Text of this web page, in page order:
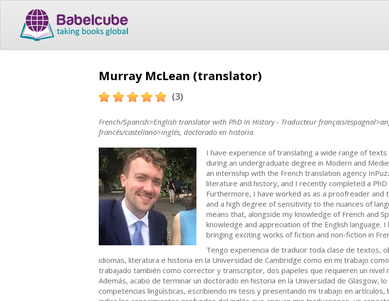
Murray McLean (translator)
(3)
French/Spanish>English translator with PhD in History - Traducteur français/
francés/castellano>inglés, doctorado en historia
I have experience of translating a wide range of texts
during an undergraduate degree in Modern and
an internship with the French translation agency
literature and history, and I recently completed a
Furthermore, I have worked as as a proofreader
and a high degree of sensitivity to the nuances of
means that, alongside my knowledge of French and
knowledge and appreciation of the English language.
bringing exciting works of fiction and non-fiction in
Tengo experiencia de traducir toda clase de textos,
idiomas, literatura e historia en la Universidad de Cambridge como en mi trabajo
trabajado también como corrector y transcriptor, dos papeles que requieren un nivel
Además, acabo de terminar un doctorado en historia en la Universidad de Glasgow,
competencias lingüísticas, escribiendo mi tesis y presentando mi trabajo en artículos,